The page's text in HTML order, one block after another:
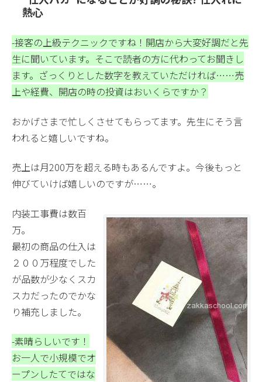
熱心
-接客の上級テクニックですね！開店から大変好調だと先
生に聞いています。そこで読者の方に代わってお聞きし
ます。ざっくりとした数字を教えていただければ……売
上や経費、開店の時の投資はおいくらですか？
おかげさまで忙しくさせてもらってます。先生にそう言
われると嬉しいですね。
売上は月200万を超える時もあるんですよ。今後もっと
伸びていけば嬉しいのですが……。
内装工事費は数百
万。
最初の商品の仕入は
２００万程度でした
が品数が少なくスカ
スカだったのでかな
り補充しました。
-素晴らしいです！
お一人で小規模でオ
ープンしたてではな